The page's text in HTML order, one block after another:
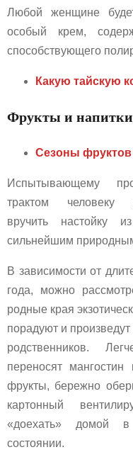
Любой женщине
особый крем,
способствующего
Какую тайскую
Фрукты и напитки
Сезоны фруктов
Испытывающему
трактом
вручить настойку
сильнейшим
В зависимости от
года, можно
родные края
порадуют и
родственников.
переносят
фрукты, бережно
картонный
«доехать» домой
состоянии.